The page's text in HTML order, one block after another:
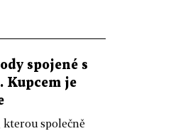
spojené s
Kupcem je
kterou společně